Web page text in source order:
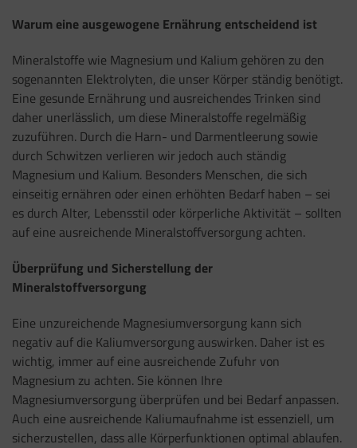
Warum eine ausgewogene Ernährung entscheidend ist
Mineralstoffe wie Magnesium und Kalium gehören zu den
sogenannten Elektrolyten, die unser Körper ständig benötigt.
Eine gesunde Ernährung und ausreichendes Trinken sind
daher unerlässlich, um diese Mineralstoffe regelmäßig
zuzuführen. Durch die Harn- und Darmentleerung sowie
durch Schwitzen verlieren wir jedoch auch ständig
Magnesium und Kalium. Besonders Menschen, die sich
einseitig ernähren oder einen erhöhten Bedarf haben – sei
es durch Alter, Lebensstil oder körperliche Aktivität – sollten
auf eine ausreichende Mineralstoffversorgung achten.
Überprüfung und Sicherstellung der
Mineralstoffversorgung
Eine unzureichende Magnesiumversorgung kann sich
negativ auf die Kaliumversorgung auswirken. Daher ist es
wichtig, immer auf eine ausreichende Zufuhr von
Magnesium zu achten. Sie können Ihre
Magnesiumversorgung überprüfen und bei Bedarf anpassen.
Auch eine ausreichende Kaliumaufnahme ist essenziell, um
sicherzustellen, dass alle Körperfunktionen optimal ablaufen.